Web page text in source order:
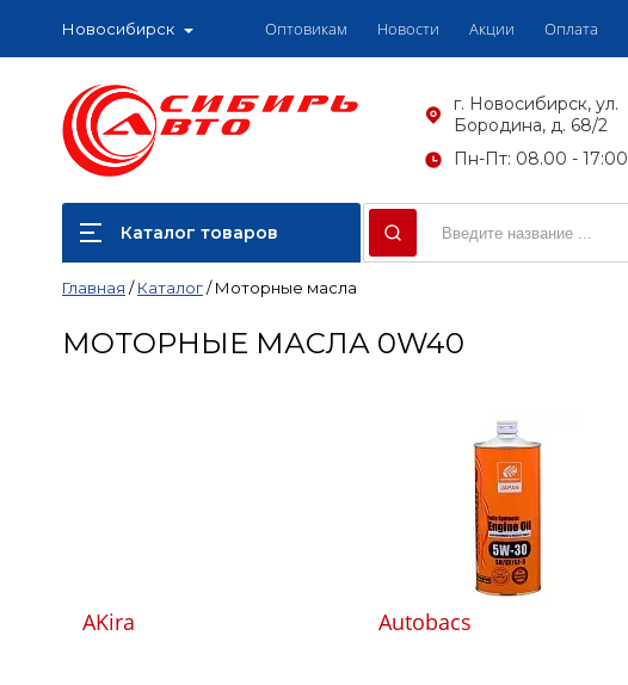
Новосибирск Оптовикам Новости Акции Оплата
г. Новосибирск, ул.
Бородина, д. 68/2
Пн-Пт: 08.00 - 17:00
Каталог товаров
Главная /Каталог/Моторные масла
МОТОРНЫЕ МАСЛА 0W40
AKira Autobacs